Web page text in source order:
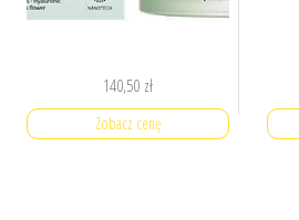
140,50 zł
Zobacz cenę